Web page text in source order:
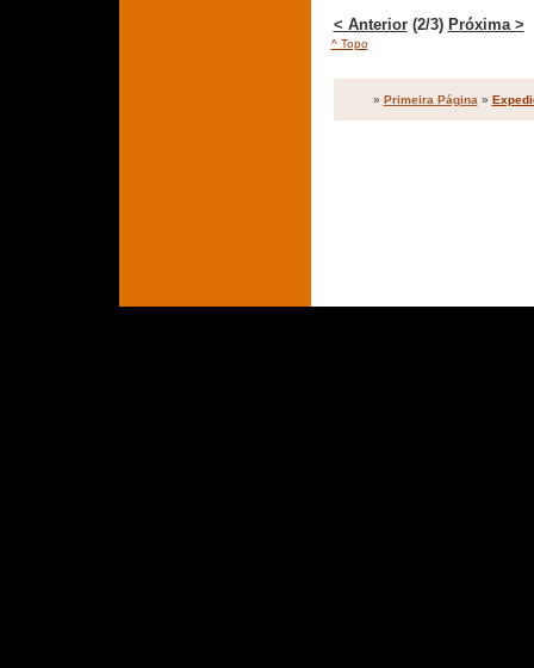
< Anterior (2/3) Próxima >
^ Topo
» Primeira Página »